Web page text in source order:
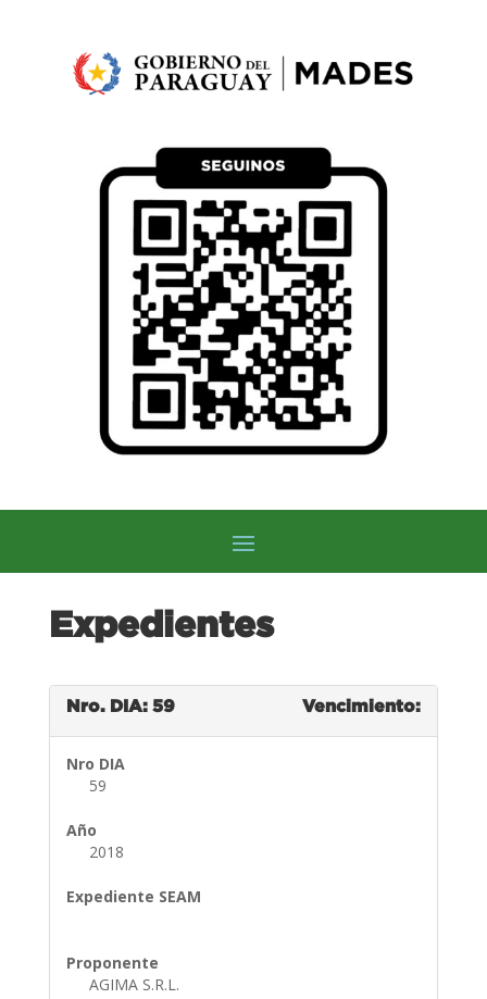
Expedientes
Nro. DIA: 59 Vencimiento:
Nro DIA
59
Año
2018
Expediente SEAM
Proponente
AGIMA S.R.L.